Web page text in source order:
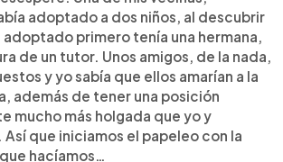
adoptado a dos niños, al descubrir
adoptado primero tenía una hermana,
de un tutor. Unos amigos, de la nada,
y yo sabía que ellos amarían a la
además de tener una posición
mucho más holgada que yo y
que iniciamos el papeleo con la
hacíamos…